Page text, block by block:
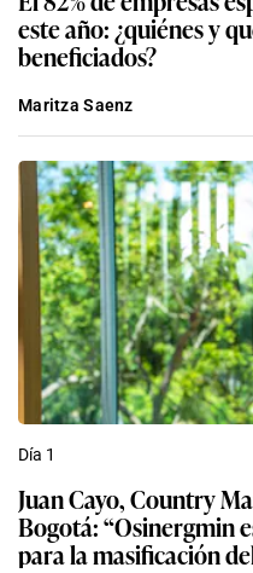
este año: ¿quiénes y
beneficiados?
Maritza Saenz
Día 1
Juan Cayo, Country
Bogotá: “Osinergmin
para la masificación